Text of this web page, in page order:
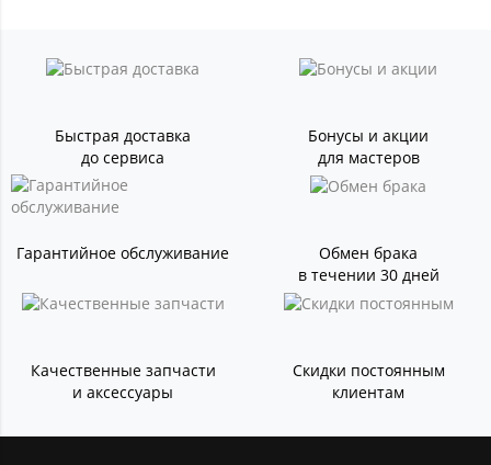
Быстрая доставка
до сервиса
Бонусы и акции
для мастеров
Гарантийное обслуживание
Обмен брака
в течении 30 дней
Качественные запчасти
и аксессуары
Скидки постоянным
клиентам